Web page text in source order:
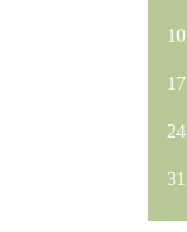
10
17
24
31